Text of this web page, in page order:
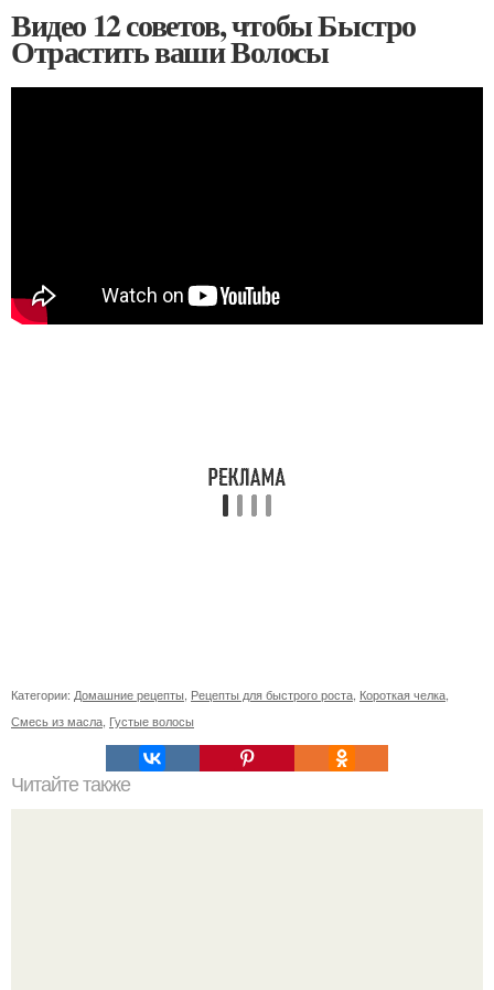
Видео 12 советов, чтобы Быстро
Отрастить ваши Волосы
Категории: Домашние рецепты Рецепты для быстрого роста Короткая челка
Смесь из масла Густые волосы
Читайте также